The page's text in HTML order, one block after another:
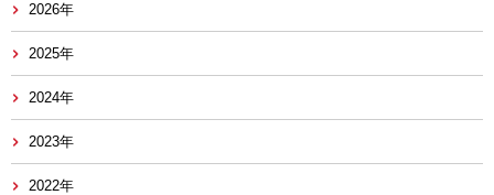
2026年
2025年
2024年
2023年
2022年